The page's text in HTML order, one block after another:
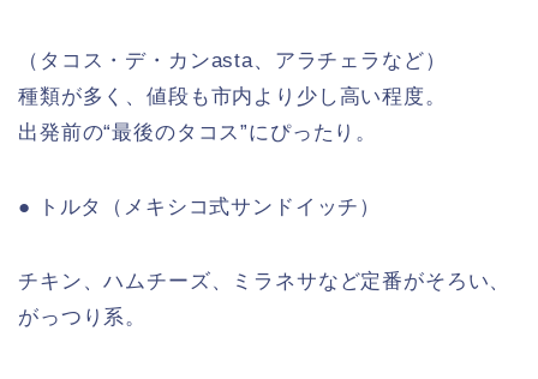
（タコス・デ・カンasta、アラチェラなど）
種類が多く、値段も市内より少し高い程度。
出発前の“最後のタコス”にぴったり。
● トルタ（メキシコ式サンドイッチ）
チキン、ハムチーズ、ミラネサなど定番がそろい、
がっつり系。